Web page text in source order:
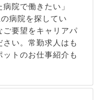
院で働きたい」
病院を探してい
ご要望をキャリアパ
い。常勤求人はも
トのお仕事紹介も